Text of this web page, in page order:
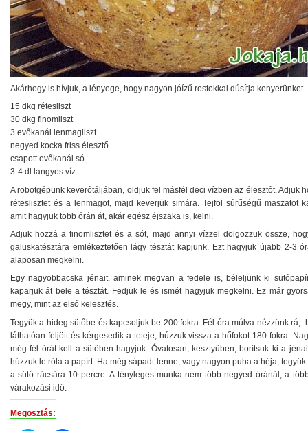
Akárhogy is hívjuk, a lényege, hogy nagyon jóízű rostokkal dúsítja kenyerünket.
15 dkg rétesliszt
30 dkg finomliszt
3 evőkanál lenmagliszt
negyed kocka friss élesztő
csapott evőkanál só
3-4 dl langyos víz
A robotgépünk keverőtáljában, oldjuk fel másfél deci vízben az élesztőt. Adjuk
réteslisztet és a lenmagot, majd keverjük simára. Tejföl sűrűségű maszatot
amit hagyjuk több órán át, akár egész éjszaka is, kelni.
Adjuk hozzá a finomlisztet és a sót, majd annyi vízzel dolgozzuk össze,
galuskatésztára emlékeztetően lágy tésztát kapjunk. Ezt hagyjuk újabb 2-3
alaposan megkelni.
Egy nagyobbacska jénait, aminek megvan a fedele is, béleljünk ki
kaparjuk át bele a tésztát. Fedjük le és ismét hagyjuk megkelni. Ez már
megy, mint az első kelesztés.
Tegyük a hideg sütőbe és kapcsoljuk be 200 fokra. Fél óra múlva nézzünk rá,
láthatóan feljött és kérgesedik a teteje, húzzuk vissza a hőfokot 180 fokra.
még fél órát kell a sütőben hagyjuk. Óvatosan, kesztyűben, borítsuk ki a
húzzuk le róla a papírt. Ha még sápadt lenne, vagy nagyon puha a héja, tegyük
a sütő rácsára 10 percre. A tényleges munka nem több negyed óránál, a
várakozási idő.
Megosztás: